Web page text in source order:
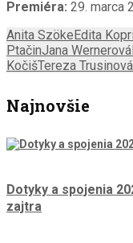
Premiéra: 29. marca
Anita Szöke Edita
PtačinJana Wernerová
KočišTereza Trusinová
Najnovšie
Dotyky a spojenia
zajtra